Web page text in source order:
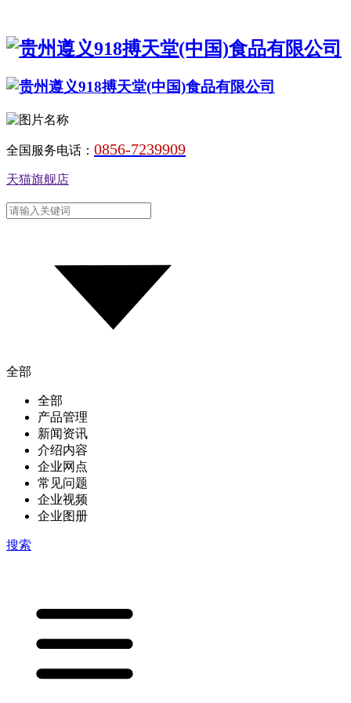
全国服务电话： 0856-7239909
天猫旗舰店
全部
全部
产品管理
新闻资讯
介绍内容
企业网点
常见问题
企业视频
企业图册
搜索